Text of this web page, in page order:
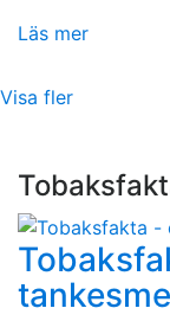
Läs mer
Visa fler